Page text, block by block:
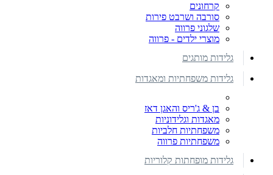
קרחונים
סורבה ושרבט פירות
שלגוני פרווה
מוצרי ילדים - פרווה
גלידות מותגים
גלידות משפחתיות ומאגדות
בן & ג'ריס והאגן דאז
מאגדות וגלידוניות
משפחתיות חלביות
משפחתיות פרווה
גלידות מופחתות קלוריות